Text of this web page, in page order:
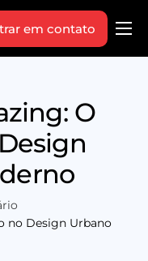
em contato
O
no Design Urbano